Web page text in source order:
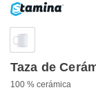
Taza de
100 % cerámica